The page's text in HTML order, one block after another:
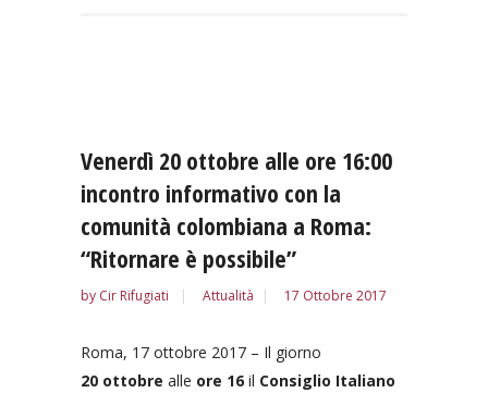
Venerdì 20 ottobre alle ore 16:00
incontro informativo con la
comunità colombiana a Roma:
“Ritornare è possibile”
by Cir Rifugiati Attualità 17 Ottobre 2017
Roma, 17 ottobre 2017 – Il giorno
20 ottobre alle ore 16 il Consiglio Italiano